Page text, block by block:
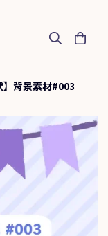
】背景素材#003